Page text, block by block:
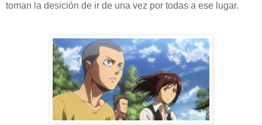
toman la desición de ir de una vez por todas a ese lugar.